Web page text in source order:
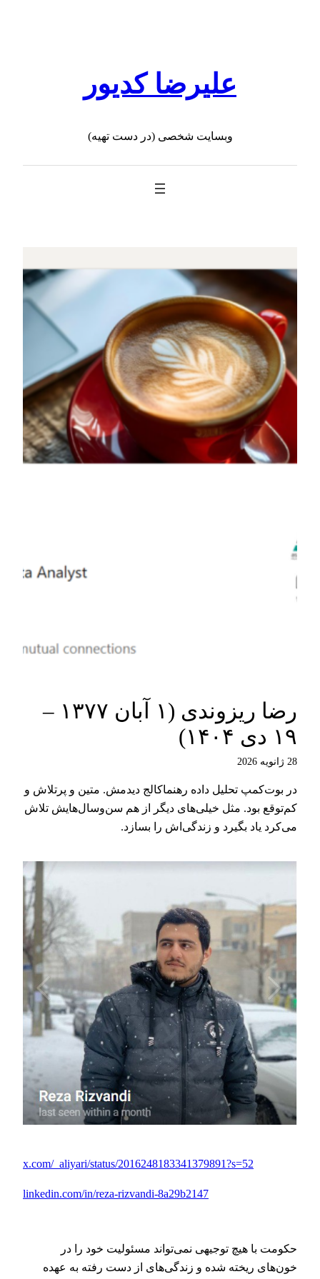
علیرضا کدیور
وبسایت شخصی (در دست تهیه)
رضا ریزوندی (۱ آبان ۱۳۷۷ –
۱۹ دی ۱۴۰۴)
28 ژانویه 2026
در بوت‌کمپ تحلیل داده رهنماکالج دیدمش. متین و پرتلاش و
کم‌توقع بود. مثل خیلی‌های دیگر از هم سن‌وسال‌هایش تلاش
می‌کرد یاد بگیرد و زندگی‌اش را بسازد.
x.com/_aliyari/status/2016248183341379891?s=52
linkedin.com/in/reza-rizvandi-8a29b2147
حکومت با هیچ توجیهی نمی‌تواند مسئولیت خود را در
خون‌های ریخته شده و زندگی‌های از دست رفته به عهده